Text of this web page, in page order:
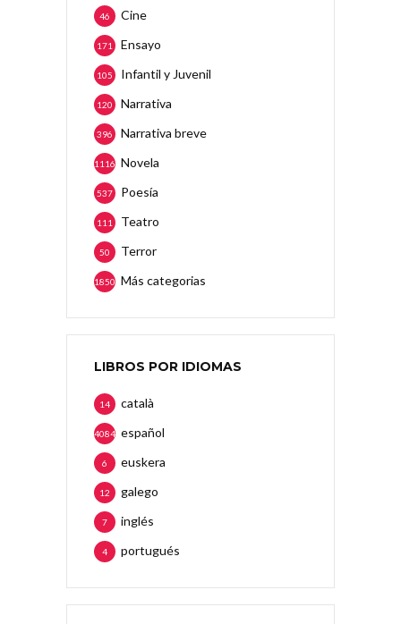
Cine
46
Ensayo
171
Infantil y Juvenil
105
Narrativa
120
Narrativa breve
396
Novela
1116
Poesía
537
Teatro
111
Terror
50
Más categorias
1850
LIBROS POR IDIOMAS
català
14
español
4084
euskera
6
galego
12
inglés
7
portugués
4